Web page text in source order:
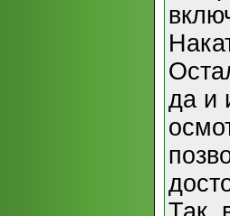
да и